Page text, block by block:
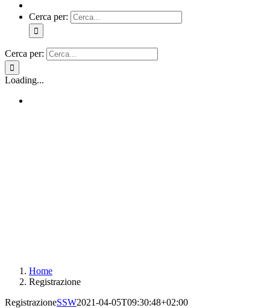
Cerca per:
Cerca per:
Loading...
Home
Registrazione
RegistrazioneSSW2021-04-05T09:30:48+02:00